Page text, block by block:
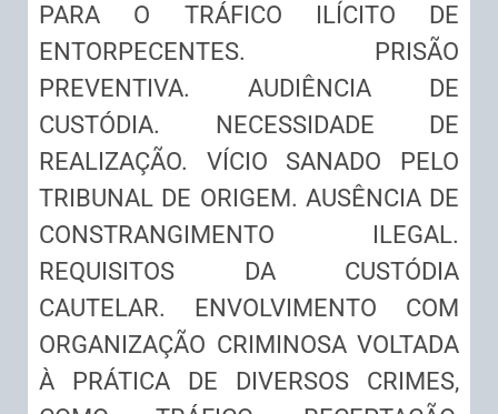
PARA O TRÁFICO ILÍCITO DE
ENTORPECENTES. PRISÃO
PREVENTIVA. AUDIÊNCIA DE
CUSTÓDIA. NECESSIDADE DE
REALIZAÇÃO. VÍCIO SANADO PELO
TRIBUNAL DE ORIGEM. AUSÊNCIA DE
CONSTRANGIMENTO ILEGAL.
REQUISITOS DA CUSTÓDIA
CAUTELAR. ENVOLVIMENTO COM
ORGANIZAÇÃO CRIMINOSA VOLTADA
À PRÁTICA DE DIVERSOS CRIMES,